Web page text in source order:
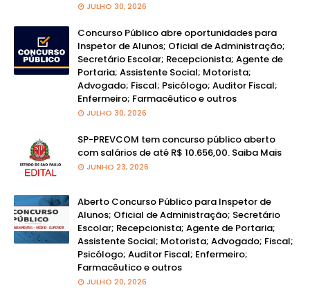
JULHO 30, 2026
Concurso Público abre oportunidades para
Inspetor de Alunos; Oficial de Administração;
Secretário Escolar; Recepcionista; Agente de
Portaria; Assistente Social; Motorista;
Advogado; Fiscal; Psicólogo; Auditor Fiscal;
Enfermeiro; Farmacêutico e outros
JULHO 30, 2026
SP-PREVCOM tem concurso público aberto
com salários de até R$ 10.656,00. Saiba Mais
JUNHO 23, 2026
Aberto Concurso Público para Inspetor de
Alunos; Oficial de Administração; Secretário
Escolar; Recepcionista; Agente de Portaria;
Assistente Social; Motorista; Advogado; Fiscal;
Psicólogo; Auditor Fiscal; Enfermeiro;
Farmacêutico e outros
JULHO 20, 2026